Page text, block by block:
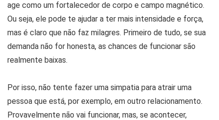
age como um fortalecedor de corpo e campo magnético.
Ou seja, ele pode te ajudar a ter mais intensidade e força,
mas é claro que não faz milagres. Primeiro de tudo, se sua
demanda não for honesta, as chances de funcionar são
realmente baixas.
Por isso, não tente fazer uma simpatia para atrair uma
pessoa que está, por exemplo, em outro relacionamento.
Provavelmente não vai funcionar, mas, se acontecer,